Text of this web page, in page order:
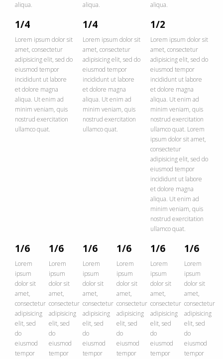
aliqua.
aliqua.
aliqua.
1/4
Lorem ipsum dolor sit
amet, consectetur
adipisicing elit, sed do
eiusmod tempor
incididunt ut labore
et dolore magna
aliqua. Ut enim ad
minim veniam, quis
nostrud exercitation
ullamco quat.
1/4
Lorem ipsum dolor sit
amet, consectetur
adipisicing elit, sed do
eiusmod tempor
incididunt ut labore
et dolore magna
aliqua. Ut enim ad
minim veniam, quis
nostrud exercitation
ullamco quat.
1/2
Lorem ipsum dolor sit
amet, consectetur
adipisicing elit, sed do
eiusmod tempor
incididunt ut labore
et dolore magna
aliqua. Ut enim ad
minim veniam, quis
nostrud exercitation
ullamco quat. Lorem
ipsum dolor sit amet,
consectetur
adipisicing elit, sed do
eiusmod tempor
incididunt ut labore
et dolore magna
aliqua. Ut enim ad
minim veniam, quis
nostrud exercitation
ullamco quat.
1/6
Lorem
ipsum
dolor sit
amet,
consectetur
adipisicing
elit, sed
do
eiusmod
tempor
1/6
Lorem
ipsum
dolor sit
amet,
consectetur
adipisicing
elit, sed
do
eiusmod
tempor
1/6
Lorem
ipsum
dolor sit
amet,
consectetur
adipisicing
elit, sed
do
eiusmod
tempor
1/6
Lorem
ipsum
dolor sit
amet,
consectetur
adipisicing
elit, sed
do
eiusmod
tempor
1/6
Lorem
ipsum
dolor sit
amet,
consectetur
adipisicing
elit, sed
do
eiusmod
tempor
1/6
Lorem
ipsum
dolor sit
amet,
consectetur
adipisicing
elit, sed
do
eiusmod
tempor